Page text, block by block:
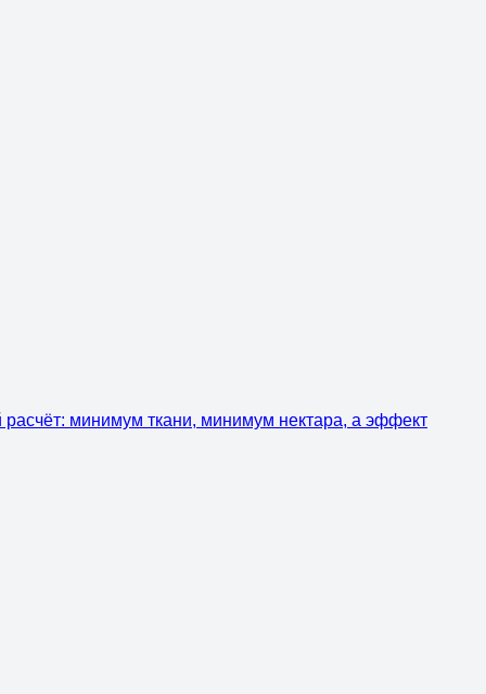
минимум ткани, минимум нектара, а эффект